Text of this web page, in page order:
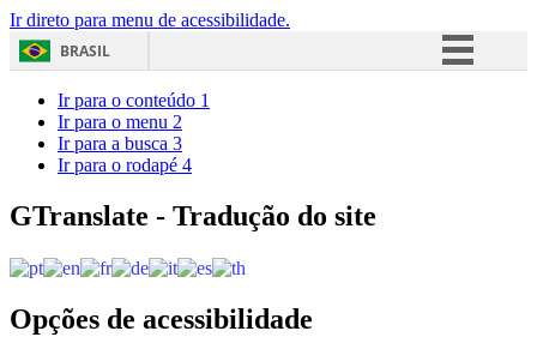
Ir direto para menu de acessibilidade.
BRASIL
Acesso à informação
Ir para o conteúdo 1
Ir para o menu 2
Ir para a busca 3
Ir para o rodapé 4
GTranslate - Tradução do site
Opções de acessibilidade